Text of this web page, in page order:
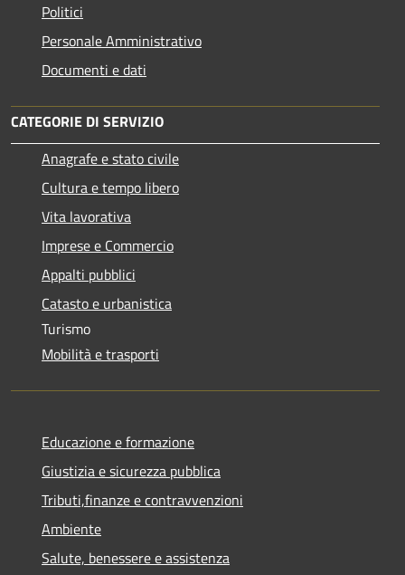
Politici
Personale Amministrativo
Documenti e dati
CATEGORIE DI SERVIZIO
Anagrafe e stato civile
Cultura e tempo libero
Vita lavorativa
Imprese e Commercio
Appalti pubblici
Catasto e urbanistica
Turismo
Mobilità e trasporti
Educazione e formazione
Giustizia e sicurezza pubblica
Tributi,finanze e contravvenzioni
Ambiente
Salute, benessere e assistenza